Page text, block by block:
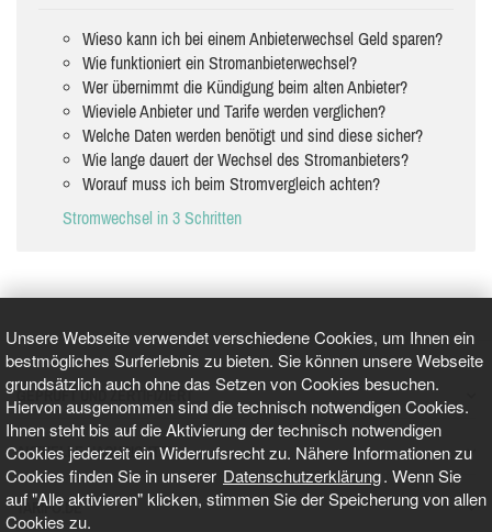
Unsere Webseite verwendet verschiedene Cookies, um Ihnen ein
bestmögliches Surferlebnis zu bieten. Sie können unsere Webseite
grundsätzlich auch ohne das Setzen von Cookies besuchen.
Hiervon ausgenommen sind die technisch notwendigen Cookies.
Ihnen steht bis auf die Aktivierung der technisch notwendigen
Cookies jederzeit ein Widerrufsrecht zu. Nähere Informationen zu
Cookies finden Sie in unserer Datenschutzerklärung. Wenn Sie
auf "Alle aktivieren" klicken, stimmen Sie der Speicherung von allen
Cookies zu.
Wieso kann ich bei einem Anbieterwechsel Geld sparen?
Wie funktioniert ein Stromanbieterwechsel?
Wer übernimmt die Kündigung beim alten Anbieter?
Wieviele Anbieter und Tarife werden verglichen?
Welche Daten werden benötigt und sind diese sicher?
Wie lange dauert der Wechsel des Stromanbieters?
Worauf muss ich beim Stromvergleich achten?
Stromwechsel in 3 Schritten
GEPRÜFT UND ZERTIFIZIERT
AKTUELLE NACHRICHTEN
TARIFO.DE